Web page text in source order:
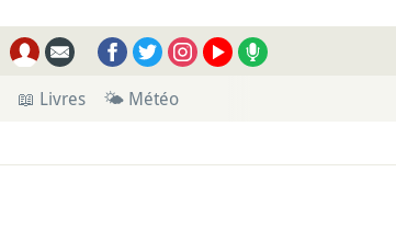
📖 Livres 🌤 Météo